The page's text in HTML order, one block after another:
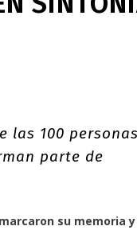
las 100 personas
parte de
marcaron su memoria